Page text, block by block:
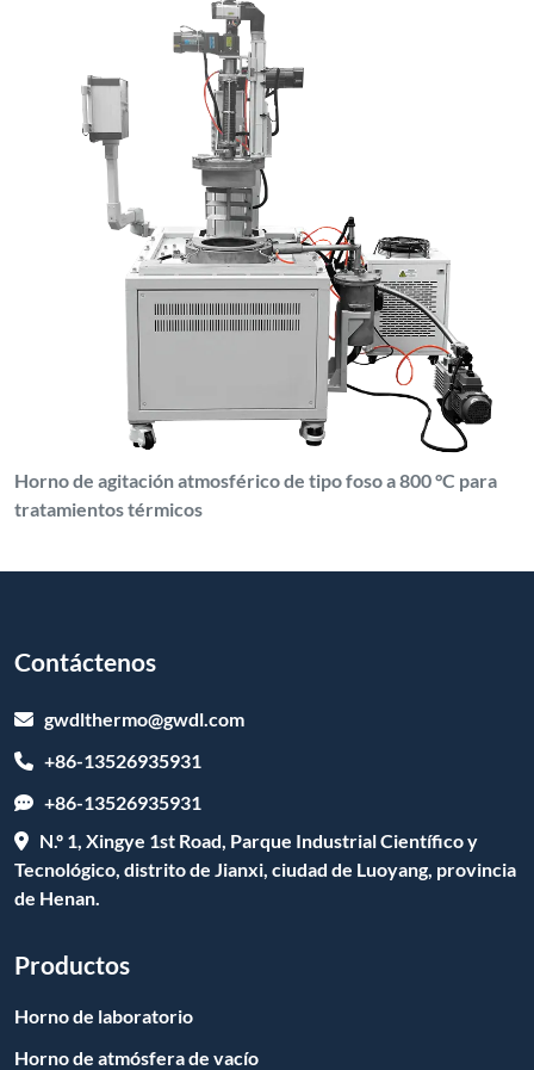
Horno de agitación atmosférico de tipo foso a 800 °C para
tratamientos térmicos
Contáctenos
gwdlthermo@gwdl.com
+86-13526935931
+86-13526935931
N.º 1, Xingye 1st Road, Parque Industrial Científico y
Tecnológico, distrito de Jianxi, ciudad de Luoyang, provincia
de Henan.
Productos
Horno de laboratorio
Horno de atmósfera de vacío